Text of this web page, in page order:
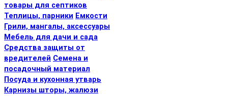
товары для септиков
Теплицы, парники Емкости
Грили, мангалы, аксессуары
Мебель для дачи и сада
Средства защиты от
вредителей Семена и
посадочный материал
Посуда и кухонная утварь
Карнизы шторы, жалюзи